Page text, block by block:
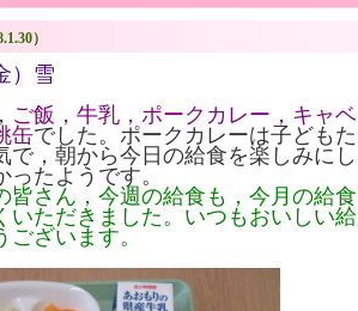
）
）雪
ご飯，牛乳，ポークカレー，キャベ
缶でした。ポークカレーは子どもた
で，朝から今日の給食を楽しみにし
たようです。
皆さん，今週の給食も，今月の給食
いただきました。いつもおいしい給
ざいます。